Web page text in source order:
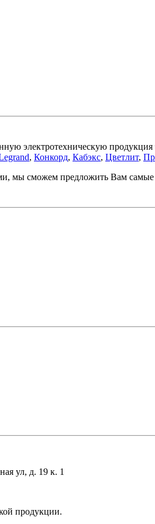
электротехническую продукция
, Конкорд, Кабэкс, Цветлит,
мы сможем предложить Вам
ул, д. 19 к. 1
продукции.